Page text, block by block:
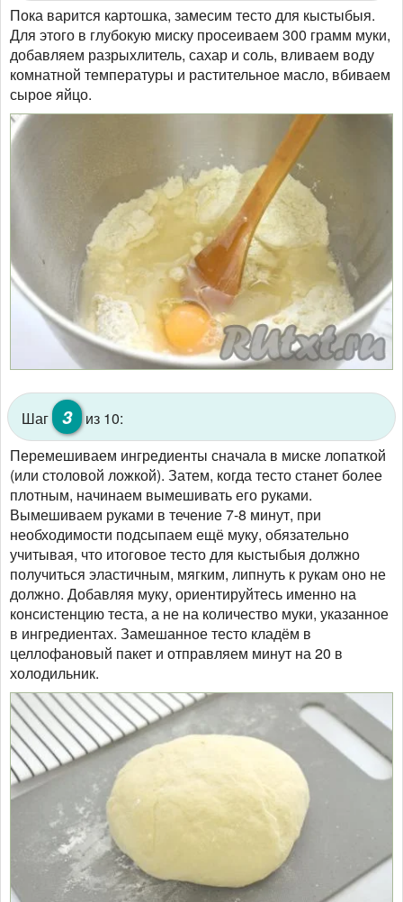
Пока варится картошка, замесим тесто для кыстыбыя.
Для этого в глубокую миску просеиваем 300 грамм муки,
добавляем разрыхлитель, сахар и соль, вливаем воду
комнатной температуры и растительное масло, вбиваем
сырое яйцо.
Шаг 3
из 10:
Перемешиваем ингредиенты сначала в миске лопаткой
(или столовой ложкой). Затем, когда тесто станет более
плотным, начинаем вымешивать его руками.
Вымешиваем руками в течение 7-8 минут, при
необходимости подсыпаем ещё муку, обязательно
учитывая, что итоговое тесто для кыстыбыя должно
получиться эластичным, мягким, липнуть к рукам оно не
должно. Добавляя муку, ориентируйтесь именно на
консистенцию теста, а не на количество муки, указанное
в ингредиентах. Замешанное тесто кладём в
целлофановый пакет и отправляем минут на 20 в
холодильник.